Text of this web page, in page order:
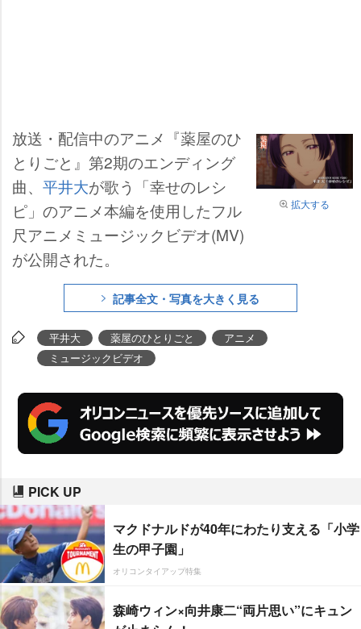
拡大する
放送・配信中のアニメ『薬屋のひ
とりごと』第2期のエンディング
曲、 平井大が歌う「幸せのレシ
ピ」のアニメ本編を使用したフル
尺アニメミュージックビデオ(MV)
が公開された。
記事全文・写真を大きく見る
平井大 薬屋のひとりごと
アニメ
ミュージックビデオ
PICK UP
マクドナルドが40年にわたり支える「小学
生の甲子園」
オリコンタイアップ特集
森崎ウィン×向井康二“両片思い”にキュン